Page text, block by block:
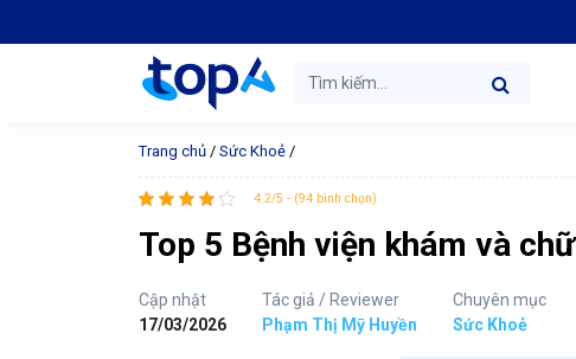
Trang chủ / Sức Khoẻ /
4.2/5 - (94 bình chọn)
Top 5 Bệnh viện khám và
Cập nhật
17/03/2026
Tác giả / Reviewer
Phạm Thị Mỹ Huyền
Chuyên mục
Sức Khoẻ